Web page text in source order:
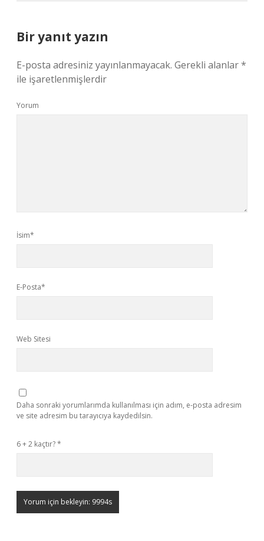
Bir yanıt yazın
E-posta adresiniz yayınlanmayacak. Gerekli alanlar*
ile işaretlenmişlerdir
Yorum
İsim*
E-Posta*
Web Sitesi
Daha sonraki yorumlarımda kullanılması için adım, e-posta adresim
ve site adresim bu tarayıcıya kaydedilsin.
6 + 2 kaçtır?*